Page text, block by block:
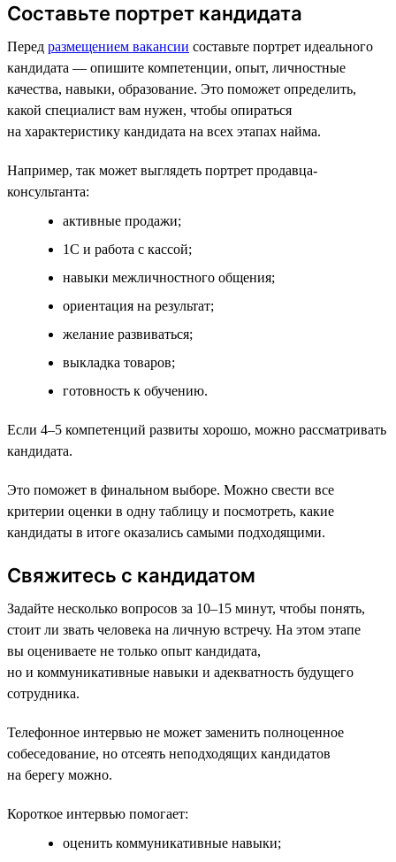
Составьте портрет кандидата
Перед размещением вакансии составьте портрет идеального
кандидата — опишите компетенции, опыт, личностные
качества, навыки, образование. Это поможет определить,
какой специалист вам нужен, чтобы опираться
на характеристику кандидата на всех этапах найма.
Например, так может выглядеть портрет продавца-
консультанта:
активные продажи;
1С и работа с кассой;
навыки межличностного общения;
ориентация на результат;
желание развиваться;
выкладка товаров;
готовность к обучению.
Если 4–5 компетенций развиты хорошо, можно рассматривать
кандидата.
Это поможет в финальном выборе. Можно свести все
критерии оценки в одну таблицу и посмотреть, какие
кандидаты в итоге оказались самыми подходящими.
Свяжитесь с кандидатом
Задайте несколько вопросов за 10–15 минут, чтобы понять,
стоит ли звать человека на личную встречу. На этом этапе
вы оцениваете не только опыт кандидата,
но и коммуникативные навыки и адекватность будущего
сотрудника.
Телефонное интервью не может заменить полноценное
собеседование, но отсеять неподходящих кандидатов
на берегу можно.
Короткое интервью помогает:
оценить коммуникативные навыки;